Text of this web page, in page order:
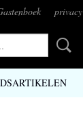
privacy